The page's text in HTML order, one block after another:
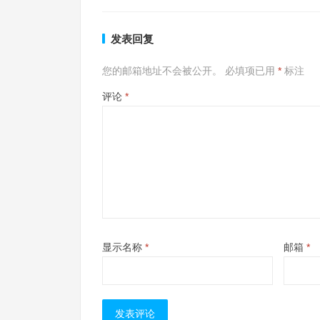
发表回复
您的邮箱地址不会被公开。 必填项已用 * 标注
评论 *
显示名称 * 邮箱 *